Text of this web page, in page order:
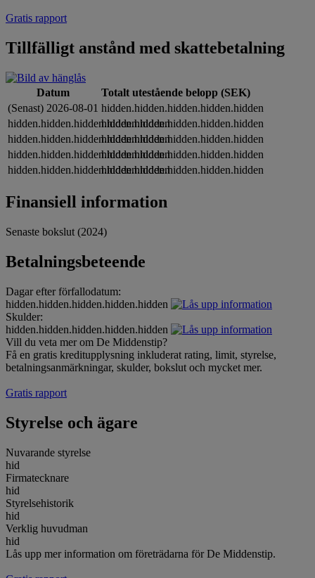
Gratis rapport
Tillfälligt anstånd med skattebetalning
Datum
Totalt utestående belopp (SEK)
(Senast) 2026-08-01 hidden.hidden.hidden.hidden.hidden
hidden.hidden.hidden.hidden.hiddenhidden.hidden.hidden.hidden.hidden
hidden.hidden.hidden.hidden.hiddenhidden.hidden.hidden.hidden.hidden
hidden.hidden.hidden.hidden.hiddenhidden.hidden.hidden.hidden.hidden
hidden.hidden.hidden.hidden.hiddenhidden.hidden.hidden.hidden.hidden
Finansiell information
Senaste bokslut (2024)
Betalningsbeteende
Dagar efter förfallodatum:
hidden.hidden.hidden.hidden.hidden
Skulder:
hidden.hidden.hidden.hidden.hidden
Vill du veta mer om De Middenstip?
Få en gratis kreditupplysning inkluderat rating, limit, styrelse,
betalningsanmärkningar, skulder, bokslut och mycket mer.
Gratis rapport
Styrelse och ägare
Nuvarande styrelse
hid
Firmatecknare
hid
Styrelsehistorik
hid
Verklig huvudman
hid
Lås upp mer information om företrädarna för De Middenstip.